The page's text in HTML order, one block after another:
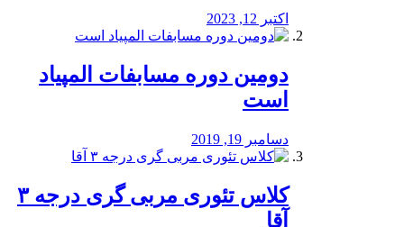
اکتبر 12, 2023
دومین دوره مسابفات المپیاد
است
دسامبر 19, 2019
کلاس تئوری مربی گری درجه ۳
آقا